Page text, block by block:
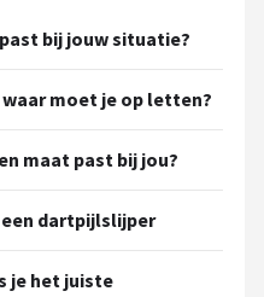
bij jouw situatie?
moet je op letten?
maat past bij jou?
dartpijlslijper
je het juiste